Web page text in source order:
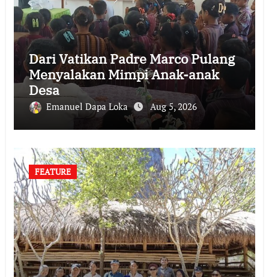
Dari Vatikan Padre Marco Pulang
Menyalakan Mimpi Anak-anak
Desa
Emanuel Dapa Loka Aug 5, 2026
FEATURE